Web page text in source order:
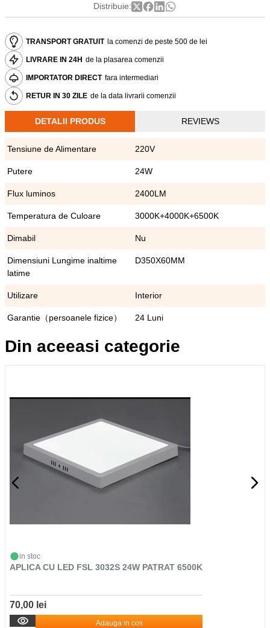
Distribuie:
TRANSPORT GRATUIT la comenzi de peste 500 de lei
LIVRARE IN 24H de la plasarea comenzii
IMPORTATOR DIRECT fara intermediari
RETUR IN 30 ZILE de la data livrarii comenzii
DETALII PRODUS REVIEWS
Tensiune de Alimentare 220V
Putere 24W
Flux luminos 2400LM
Temperatura de Culoare 3000K+4000K+6500K
Dimabil Nu
Dimensiuni Lungime inaltime
latime
D350X60MM
Utilizare Interior
Garantie（persoanele fizice） 24 Luni
Din aceeasi categorie
in stoc
APLICA CU LED FSL 3032S 24W PATRAT 6500K
70,00 lei
Adauga in cos